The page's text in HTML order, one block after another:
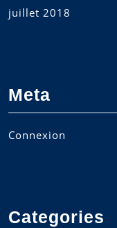
juillet 2018
Meta
Connexion
Categories